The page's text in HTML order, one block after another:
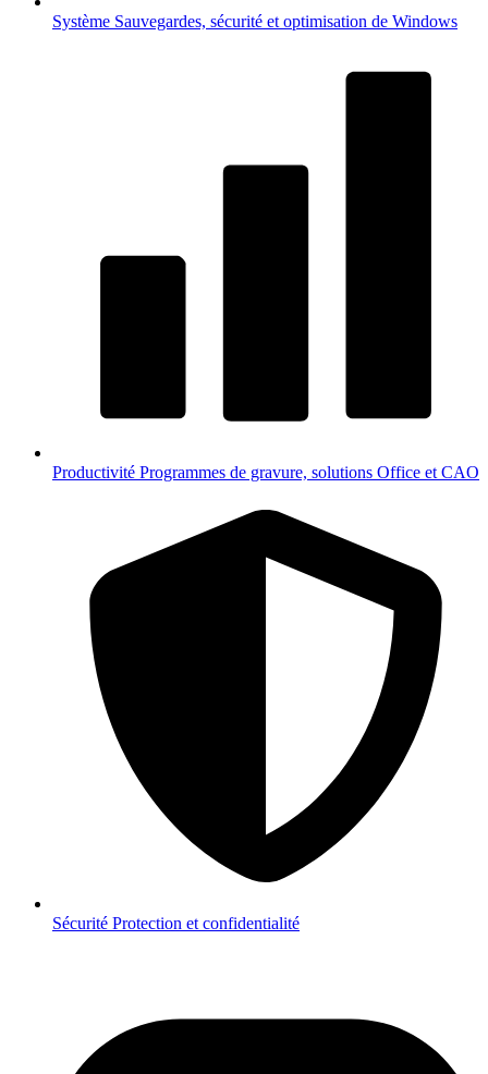
Système Sauvegardes, sécurité et optimisation de Windows
Productivité Programmes de gravure, solutions Office et CAO
Sécurité Protection et confidentialité